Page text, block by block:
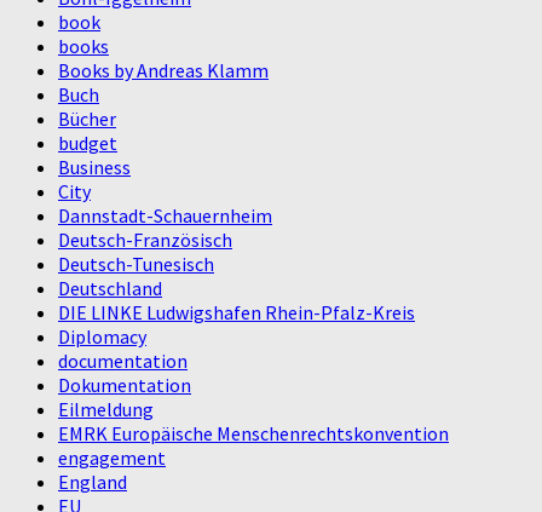
book
books
Books by Andreas Klamm
Buch
Bücher
budget
Business
City
Dannstadt-Schauernheim
Deutsch-Französisch
Deutsch-Tunesisch
Deutschland
DIE LINKE Ludwigshafen Rhein-Pfalz-Kreis
Diplomacy
documentation
Dokumentation
Eilmeldung
EMRK Europäische Menschenrechtskonvention
engagement
England
EU